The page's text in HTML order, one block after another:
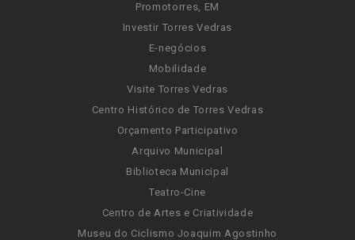
Promotorres, EM
Investir Torres Vedras
E-negócios
Mobilidade
Visite Torres Vedras
Centro Histórico de Torres Vedras
Orçamento Participativo
Arquivo Municipal
Biblioteca Municipal
Teatro-Cine
Centro de Artes e Criatividade
Museu do Ciclismo Joaquim Agostinho